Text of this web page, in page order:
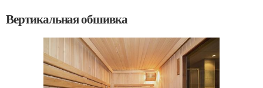
Вертикальная обшивка